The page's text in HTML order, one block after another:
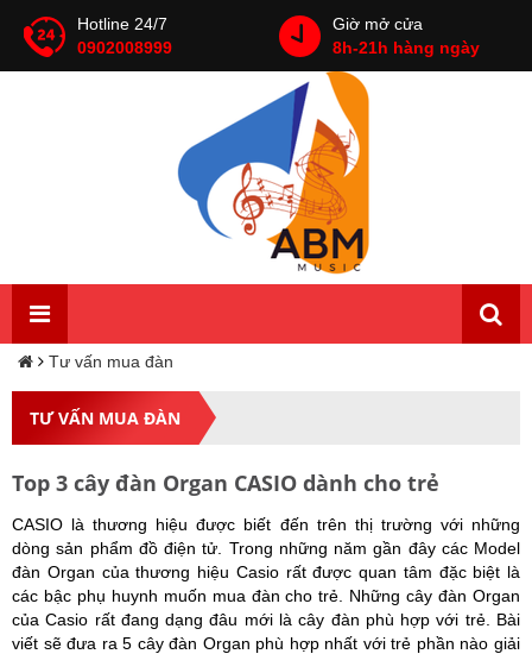
Hotline 24/7
0902008999
Giờ mở cửa
8h-21h hàng ngày
Tư vấn mua đàn
TƯ VẤN MUA ĐÀN
Top 3 cây đàn Organ CASIO dành cho trẻ
CASIO là thương hiệu được biết đến trên thị trường với những
dòng sản phẩm đồ điện tử. Trong những năm gần đây các Model
đàn Organ của thương hiệu Casio rất được quan tâm đặc biệt là
các bậc phụ huynh muốn mua đàn cho trẻ. Những cây đàn Organ
của Casio rất đang dạng đâu mới là cây đàn phù hợp với trẻ. Bài
viết sẽ đưa ra 5 cây đàn Organ phù hợp nhất với trẻ phần nào giải